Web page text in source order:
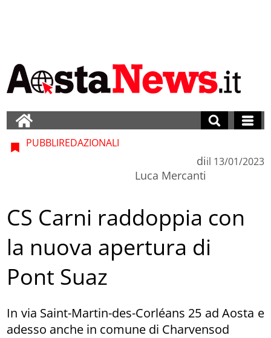
PUBBLIREDAZIONALI
di
Luca Mercanti
il 13/01/2023
CS Carni raddoppia con
la nuova apertura di
Pont Suaz
In via Saint-Martin-des-Corléans 25 ad Aosta e
adesso anche in comune di Charvensod